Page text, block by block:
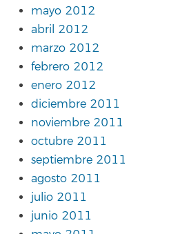
mayo 2012
abril 2012
marzo 2012
febrero 2012
enero 2012
diciembre 2011
noviembre 2011
octubre 2011
septiembre 2011
agosto 2011
julio 2011
junio 2011